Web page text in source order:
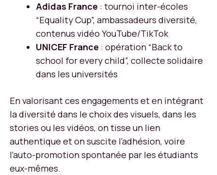
Adidas France : tournoi inter-écoles
“Equality Cup”, ambassadeurs diversité,
contenus vidéo YouTube/TikTok
UNICEF France : opération “Back to
school for every child”, collecte solidaire
dans les universités
En valorisant ces engagements et en intégrant
la diversité dans le choix des visuels, dans les
stories ou les vidéos, on tisse un lien
authentique et on suscite l’adhésion, voire
l’auto-promotion spontanée par les étudiants
eux-mêmes.